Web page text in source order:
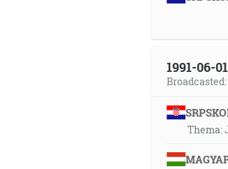
1991-06-
Broadcasted:
Thema: